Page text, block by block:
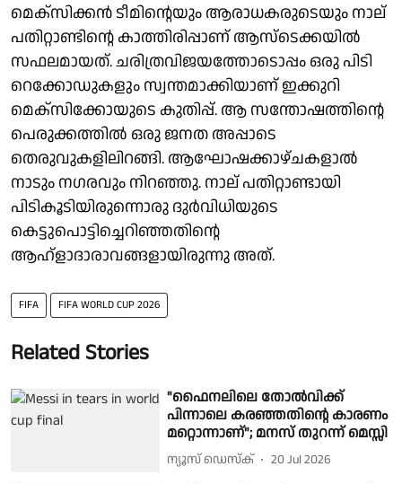
മെക്സിക്കന്‍ ടീമിന്റെയും ആരാധകരുടെയും നാല്
പതിറ്റാണ്ടിന്റെ കാത്തിരിപ്പാണ് ആസ്ടെക്കയില്‍
സഫലമായത്. ചരിത്രവിജയത്തോടൊപ്പം ഒരു പിടി
റെക്കോഡുകളും സ്വന്തമാക്കിയാണ് ഇക്കുറി
മെക്സിക്കോയുടെ കുതിപ്പ്. ആ സന്തോഷത്തിന്റെ
പെരുക്കത്തില്‍ ഒരു ജനത അപ്പാടെ
തെരുവുകളിലിറങ്ങി. ആഘോഷക്കാഴ്ചകളാല്‍
നാടും നഗരവും നിറഞ്ഞു. നാല് പതിറ്റാണ്ടായി
പിടികൂടിയിരുന്നൊരു ദുര്‍വിധിയുടെ
കെട്ടുപൊട്ടിച്ചെറിഞ്ഞതിന്റെ
ആഹ്ളാദാരാവങ്ങളായിരുന്നു അത്.
FIFA FIFA WORLD CUP 2026
Related Stories
"ഫൈനലിലെ തോൽവിക്ക്
പിന്നാലെ കരഞ്ഞതിൻ്റെ കാരണം
മറ്റൊന്നാണ്"; മനസ് തുറന്ന് മെസ്സി
ന്യൂസ് ഡെസ്ക് 20 Jul 2026